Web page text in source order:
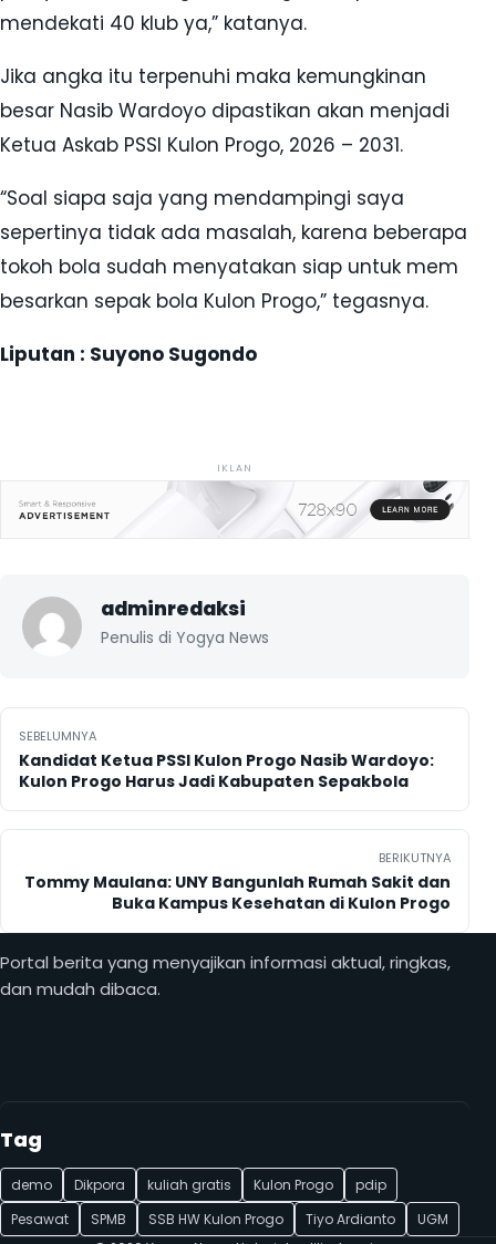
mendekati 40 klub ya,” katanya.
Jika angka itu terpenuhi maka kemungkinan
besar Nasib Wardoyo dipastikan akan menjadi
Ketua Askab PSSI Kulon Progo, 2026 – 2031.
“Soal siapa saja yang mendampingi saya
sepertinya tidak ada masalah, karena beberapa
tokoh bola sudah menyatakan siap untuk mem
besarkan sepak bola Kulon Progo,” tegasnya.
Liputan : Suyono Sugondo
IKLAN
adminredaksi
Penulis di Yogya News
Navigasi pos
SEBELUMNYA
Kandidat Ketua PSSI Kulon Progo Nasib Wardoyo:
Kulon Progo Harus Jadi Kabupaten Sepakbola
BERIKUTNYA
Tommy Maulana: UNY Bangunlah Rumah Sakit dan
Buka Kampus Kesehatan di Kulon Progo
Portal berita yang menyajikan informasi aktual, ringkas,
dan mudah dibaca.
Tag
demo Dikpora kuliah gratis Kulon Progo
pdip
Pesawat
SPMB SSB HW Kulon Progo Tiyo Ardianto
UGM